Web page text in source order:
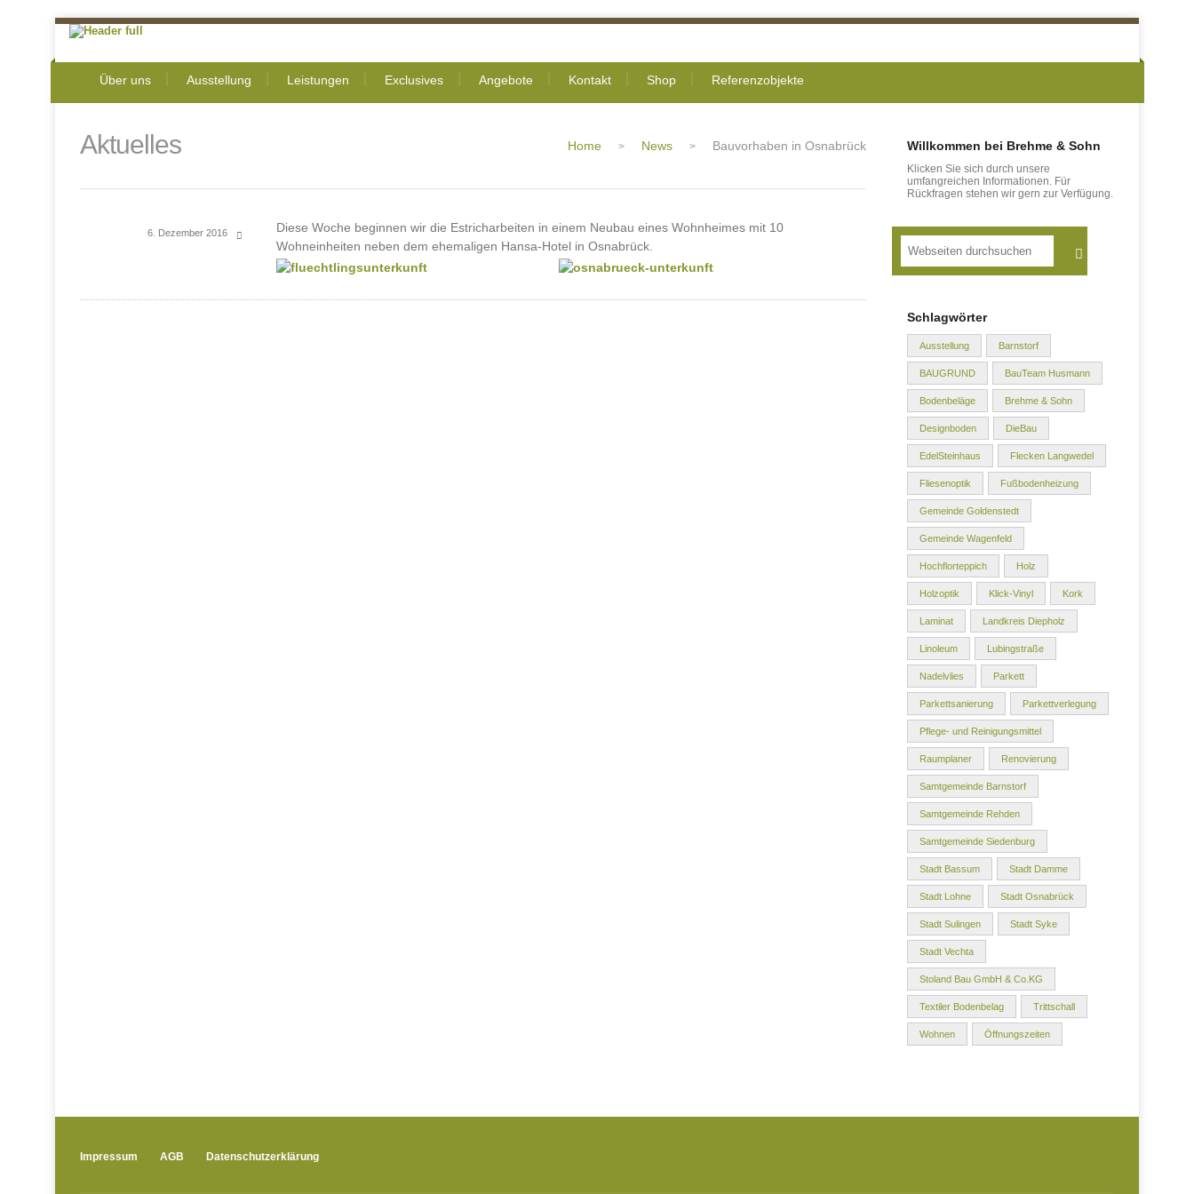
Über uns Ausstellung Leistungen Exclusives Angebote Kontakt Shop Referenzobjekte
Aktuelles Home > News > Bauvorhaben in Osnabrück
6. Dezember 2016
Diese Woche beginnen wir die Estricharbeiten in einem Neubau eines Wohnheimes mit 10
Wohneinheiten neben dem ehemaligen Hansa-Hotel in Osnabrück.
Willkommen bei Brehme & Sohn
Klicken Sie sich durch unsere
umfangreichen Informationen. Für
Rückfragen stehen wir gern zur Verfügung.
Suche
Schlagwörter
Ausstellung Barnstorf
BAUGRUND BauTeam Husmann
Bodenbeläge Brehme & Sohn
Designboden DieBau
EdelSteinhaus Flecken Langwedel
Fliesenoptik Fußbodenheizung
Gemeinde Goldenstedt
Gemeinde Wagenfeld
Hochflorteppich Holz
Holzoptik Klick-Vinyl Kork
Laminat Landkreis Diepholz
Linoleum Lubingstraße
Nadelvlies Parkett
Parkettsanierung Parkettverlegung
Pflege- und Reinigungsmittel
Raumplaner Renovierung
Samtgemeinde Barnstorf
Samtgemeinde Rehden
Samtgemeinde Siedenburg
Stadt Bassum Stadt Damme
Stadt Lohne Stadt Osnabrück
Stadt Sulingen Stadt Syke
Stadt Vechta
Stoland Bau GmbH & Co.KG
Textiler Bodenbelag Trittschall
Wohnen Öffnungszeiten
Impressum AGB Datenschutzerklärung